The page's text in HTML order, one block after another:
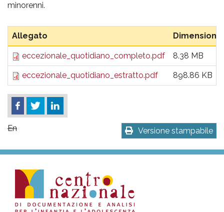
minorenni.
Allegato Dimensione
eccezionale_quotidiano_completo.pdf 8.38 MB
eccezionale_quotidiano_estratto.pdf 898.86 KB
En Versione stampabile